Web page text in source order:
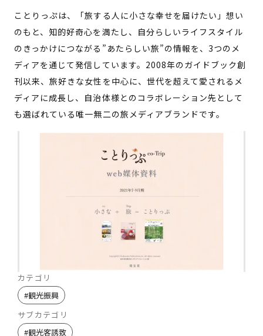
ことりっぷは、「旅する人に小さな幸せを届けたい」想い
のもと、知的好奇心を満たし、自分らしいライフスタイル
のきっかけにつながる”あたらしい旅”の情報を、3つのメ
ディアを通じて発信しています。2008年のガイドブック創
刊以来、旅好きな女性を中心に、世代を超えて愛されるメ
ディアに成長し、自治体様とのコラボレーション先として
も選ばれている唯一無二の旅メディアブランドです。
カテゴリ
#観光振興
サブカテゴリ
#観光客誘致